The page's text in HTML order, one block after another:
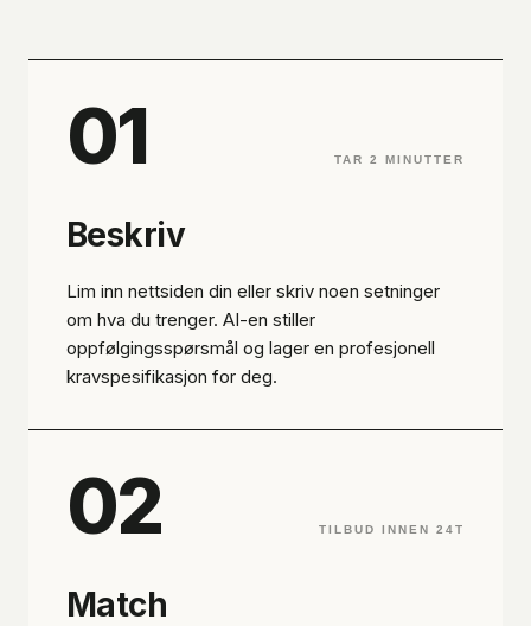
01 TAR 2 MINUTTER
Beskriv
Lim inn nettsiden din eller skriv noen setninger
om hva du trenger. AI-en stiller
oppfølgingsspørsmål og lager en profesjonell
kravspesifikasjon for deg.
02 TILBUD INNEN 24T
Match